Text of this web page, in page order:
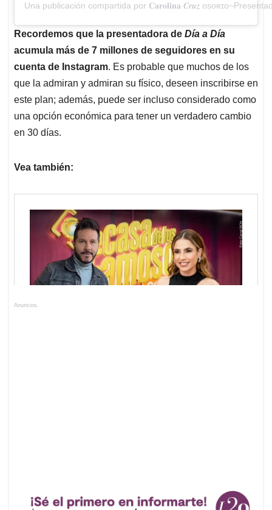
Una publicación compartida por 𝐂𝐚𝐫𝐨𝐥𝐢𝐧𝐚 𝑪𝒓𝒖𝒛
Recordemos que la presentadora de Día a Día
acumula más de 7 millones de seguidores en su
cuenta de Instagram. Es probable que muchos de los
que la admiran y admiran su físico, deseen inscribirse en
este plan; además, puede ser incluso considerado como
una opción económica para tener un verdadero cambio
en 30 días.
Vea también:
Anuncios.